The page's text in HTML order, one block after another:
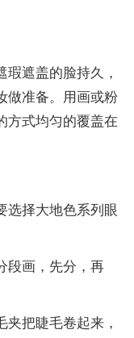
遮盖的脸持久，
做准备。用画或粉
方式均匀的覆盖在
选择大地色系列眼
段画，先分，再
把睫毛卷起来，